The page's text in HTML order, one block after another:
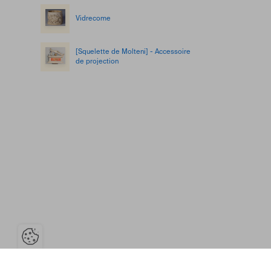
Vidrecome
[Squelette de Molteni] - Accessoire
de projection
Ouvrir la barre de gestion des